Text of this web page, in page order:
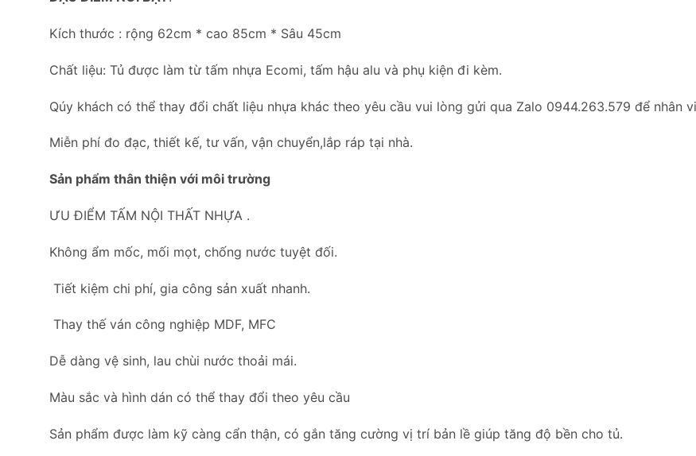
Kích thước : rộng 62cm * cao 85cm * Sâu 45cm
Chất liệu: Tủ được làm từ tấm nhựa Ecomi, tấm hậu alu và phụ kiện đi kèm.
Qúy khách có thể thay đổi chất liệu nhựa khác theo yêu cầu vui lòng gửi qua Zalo 0944.263.579 để nhân
Miễn phí đo đạc, thiết kế, tư vấn, vận chuyển,lắp ráp tại nhà.
Sản phẩm thân thiện với môi trường
ƯU ĐIỂM TẤM NỘI THẤT NHỰA .
Không ẩm mốc, mối mọt, chống nước tuyệt đối.
Tiết kiệm chi phí, gia công sản xuất nhanh.
Thay thế ván công nghiệp MDF, MFC
Dễ dàng vệ sinh, lau chùi nước thoải mái.
Màu sắc và hình dán có thể thay đổi theo yêu cầu
Sản phẩm được làm kỹ càng cẩn thận, có gắn tăng cường vị trí bản lề giúp tăng độ bền cho tủ.